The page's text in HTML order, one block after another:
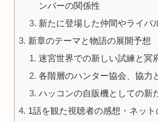
ンバーの関係性
新たに登場した仲間やライバ
新章のテーマと物語の展開予想
迷宮世界での新しい試練と冥
各階層のハンター協会、協力
ハッコンの自販機としての新
1話を観た視聴者の感想・ネット